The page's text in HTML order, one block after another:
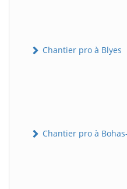
Chantier pro à Blyes
Chantier pro à